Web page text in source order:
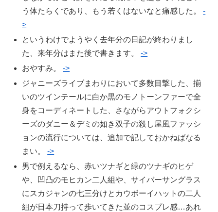
う体たらくであり、もう若くはないなと痛感した。-
>
というわけでようやく去年分の日記が終わりまし
た、来年分はまた後で書きます。->
おやすみ。->
ジャニーズライブまわりにおいて多数目撃した、揃
いのツインテールに白か黒のモノトーンファーで全
身をコーディネートした、さながらアウトフォクシ
ーズのダニー＆デミの如き双子の殺し屋風ファッシ
ョンの流行については、追加で記しておかねばなる
まい。->
男で例えるなら、赤いツナギと緑のツナギのヒゲ
や、凹凸のモヒカン二人組や、サイバーサングラス
にスカジャンの七三分けとカウボーイハットの二人
組が日本刀持って歩いてきた並のコスプレ感…あれ